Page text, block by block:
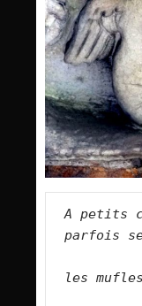
A petits
parfois
les